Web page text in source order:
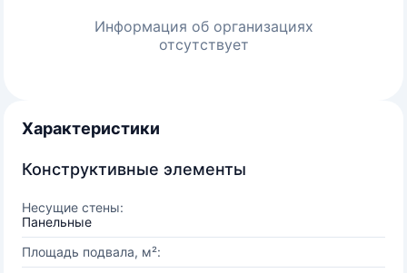
Информация об организациях
отсутствует
Характеристики
Конструктивные элементы
Несущие стены:
Панельные
Площадь подвала, м²: